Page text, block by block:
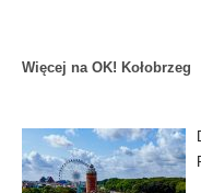
Więcej na OK! Kołobrzeg